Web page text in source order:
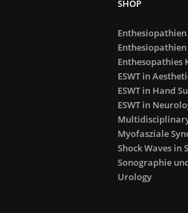
Enthesiopathien
Enthesiopathien
Enthesopathies
ESWT in
ESWT in Hand
ESWT in
Myofasziale
Shock Waves in
Sonographie
Urology